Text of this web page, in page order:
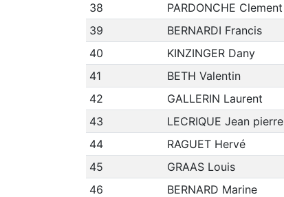
38
PARDONCHE Clement
39
BERNARDI Francis
40
KINZINGER Dany
41
BETH Valentin
42
GALLERIN Laurent
43
LECRIQUE Jean pierre
44
RAGUET Hervé
45
GRAAS Louis
46
BERNARD Marine